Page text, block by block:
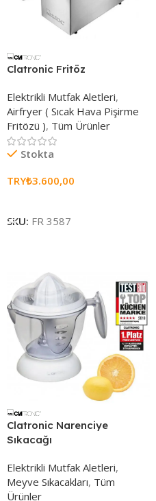
Clatronic Fritöz
Elektrikli Mutfak Aletleri,
Airfryer ( Sıcak Hava Pişirme
Fritözü ), Tüm Ürünler
Stokta
TRY₺3.600,00
SKU: FR 3587
Clatronic Narenciye
Sıkacağı
Elektrikli Mutfak Aletleri,
Meyve Sıkacakları, Tüm
Ürünler